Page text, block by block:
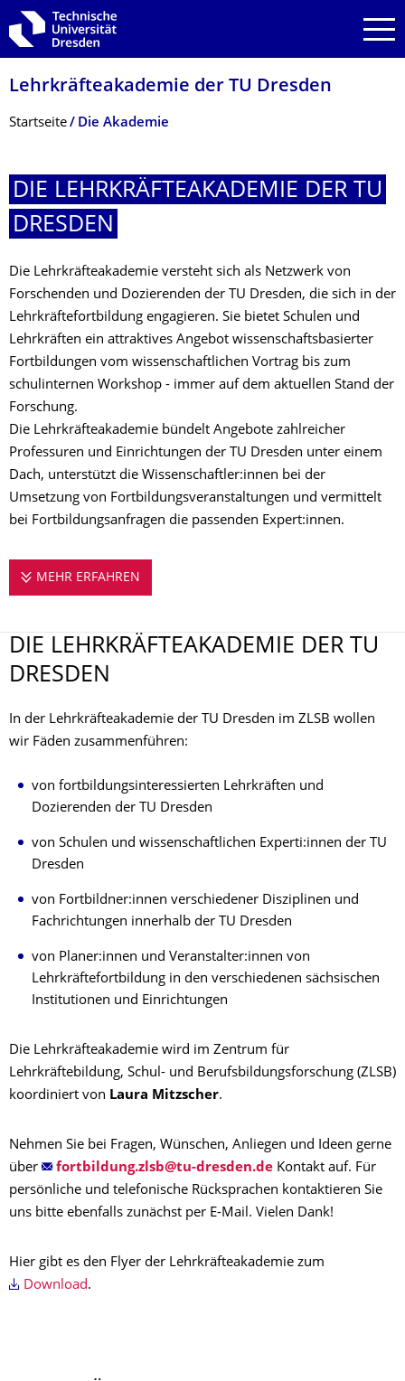
Zur Hauptnavigation springen
Zur Suche springen
Zum Inhalt springen
Lehrkräfteakademie der TU Dresden
Breadcrumb-Menü
Startseite Die Akademie
DIE LEHRKRÄFTEAKA­DEMIE DER TU
DRESDEN
Die Lehrkräfteakademie versteht sich als Netzwerk von
Forschenden und Dozierenden der TU Dresden, die sich in der
Lehrkräftefortbildung engagieren. Sie bietet Schulen und
Lehrkräften ein attraktives Angebot wissenschaftsbasierter
Fortbildungen vom wissenschaftlichen Vortrag bis zum
schulinternen Workshop - immer auf dem aktuellen Stand der
Forschung.
Die Lehrkräfteakademie bündelt Angebote zahlreicher
Professuren und Einrichtungen der TU Dresden unter einem
Dach, unterstützt die Wissenschaftler:innen bei der
Umsetzung von Fortbildungsveranstaltungen und vermittelt
bei Fortbildungsanfragen die passenden Expert:innen.
MEHR ERFAHREN
DIE LEHRKRÄFTEAKA­DEMIE DER TU
DRESDEN
In der Lehrkräfteakademie der TU Dresden im ZLSB wollen
wir Fäden zusammenführen:
von fortbildungsinteressierten Lehrkräften und
Dozierenden der TU Dresden
von Schulen und wissenschaftlichen Experti:innen der TU
Dresden
von Fortbildner:innen verschiedener Disziplinen und
Fachrichtungen innerhalb der TU Dresden
von Planer:innen und Veranstalter:innen von
Lehrkräftefortbildung in den verschiedenen sächsischen
Institutionen und Einrichtungen
Die Lehrkräfteakademie wird im Zentrum für
Lehrkräftebildung, Schul- und Berufsbildungsforschung (ZLSB)
koordiniert von Laura Mitzscher.
Nehmen Sie bei Fragen, Wünschen, Anliegen und Ideen gerne
über
Kontakt auf. Für
persönliche und telefonische Rücksprachen kontaktieren Sie
uns bitte ebenfalls zunächst per E-Mail. Vielen Dank!
Hier gibt es den Flyer der Lehrkräfteakademie zum
Download.